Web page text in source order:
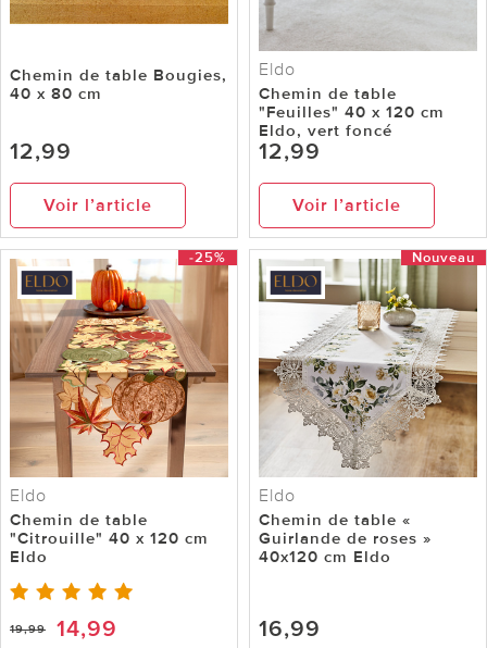
Chemin de table Bougies,
40 x 80 cm
12,99
Voir l’article
Eldo
Chemin de table
"Feuilles" 40 x 120 cm
Eldo, vert foncé
12,99
Voir l’article
-25%
Eldo
Chemin de table
"Citrouille" 40 x 120 cm
Eldo
19,99 14,99
Nouveau
Eldo
Chemin de table «
Guirlande de roses »
40x120 cm Eldo
16,99